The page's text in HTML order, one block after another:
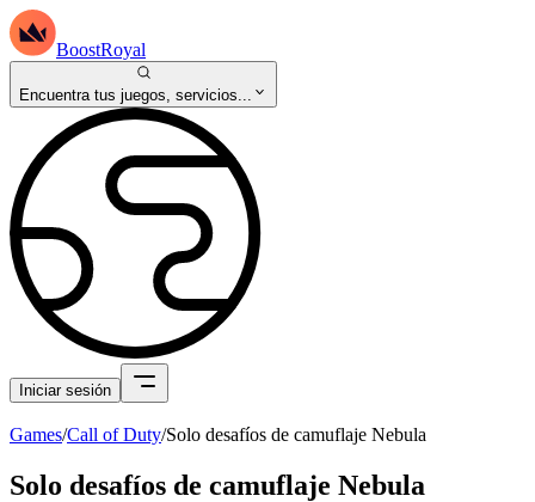
BoostRoyal
Encuentra tus juegos, servicios...
Iniciar sesión
Games/Call of Duty/Solo desafíos de camuflaje Nebula
Solo desafíos de camuflaje Nebula